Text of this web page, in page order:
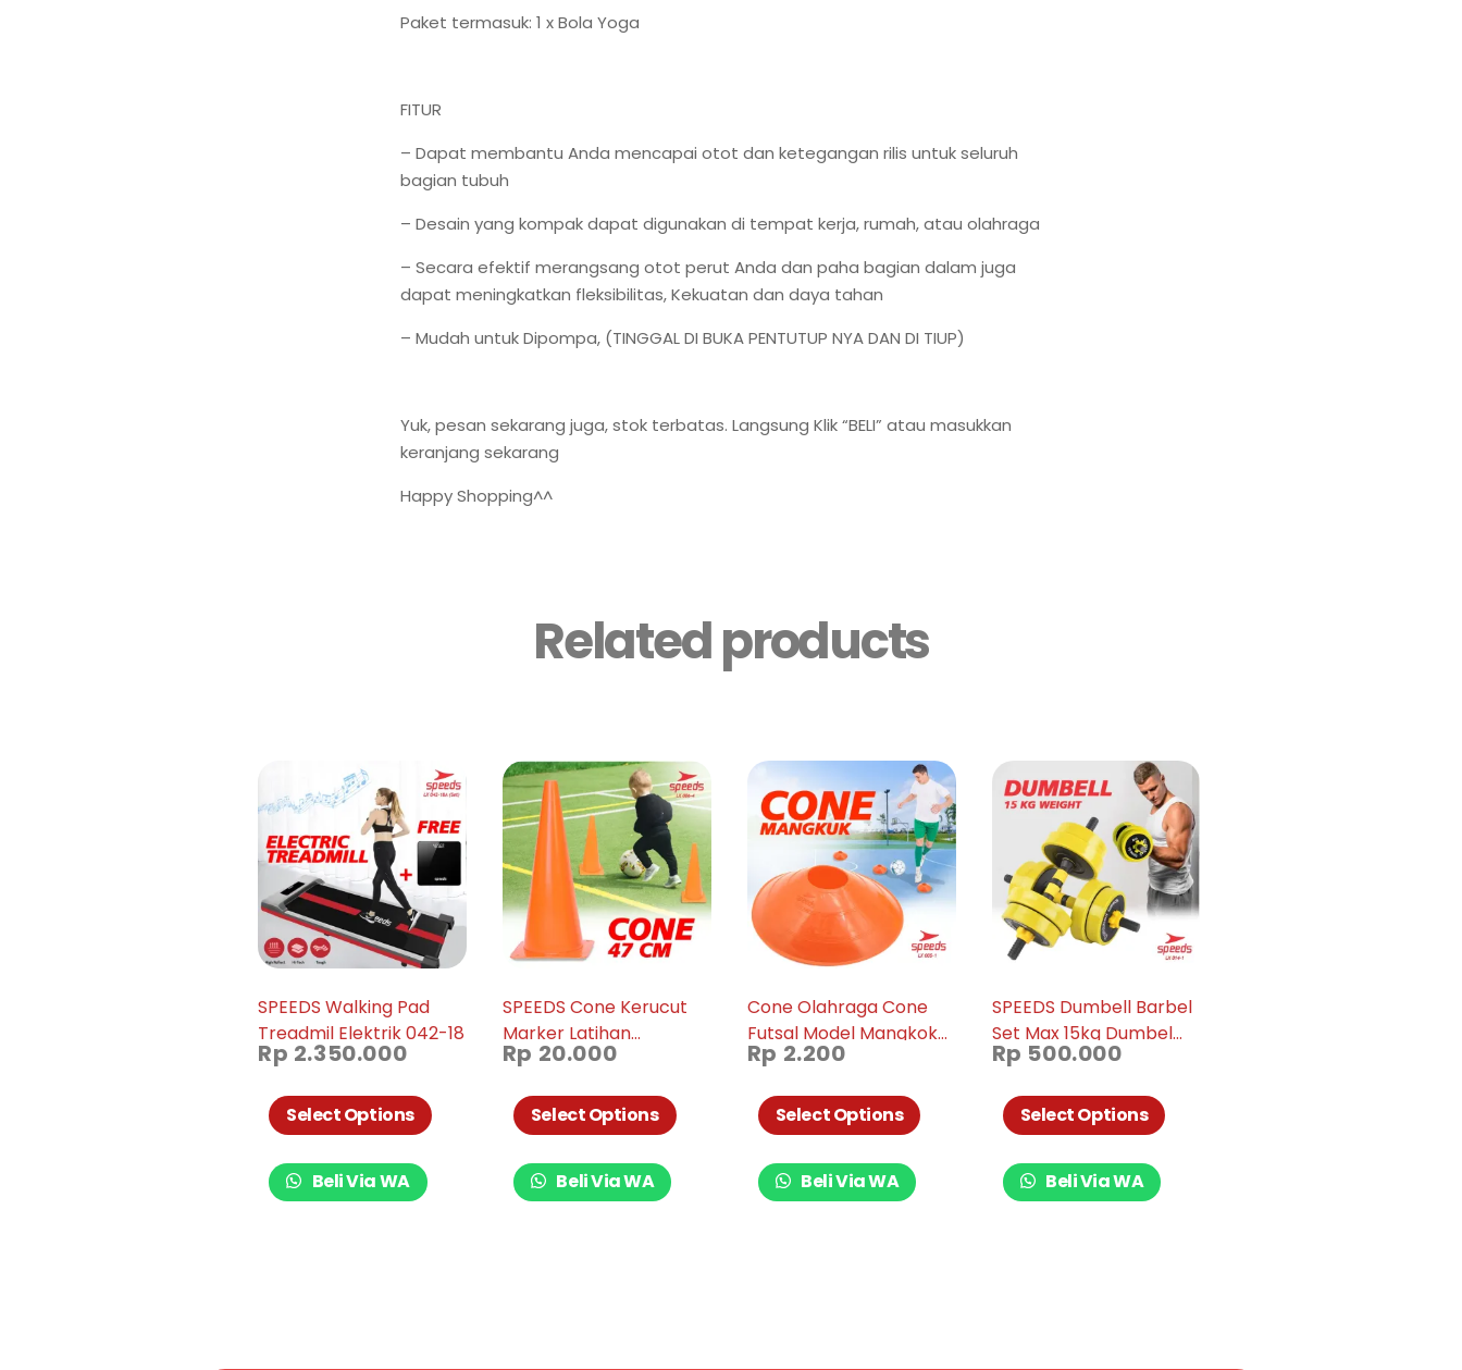
Paket termasuk: 1 x Bola Yoga
FITUR
– Dapat membantu Anda mencapai otot dan ketegangan rilis untuk seluruh
bagian tubuh
– Desain yang kompak dapat digunakan di tempat kerja, rumah, atau olahraga
– Secara efektif merangsang otot perut Anda dan paha bagian dalam juga
dapat meningkatkan fleksibilitas, Kekuatan dan daya tahan
– Mudah untuk Dipompa, (TINGGAL DI BUKA PENTUTUP NYA DAN DI TIUP)
Yuk, pesan sekarang juga, stok terbatas. Langsung Klik “BELI” atau masukkan
keranjang sekarang
Happy Shopping^^
Related products
SPEEDS Walking Pad
Treadmil Elektrik 042-18
Rp 2.350.000
Select Options
Beli Via WA
SPEEDS Cone Kerucut
Marker Latihan
Olahraga Futsal Skate
04
Rp 20.000
Select Options
Beli Via WA
Cone Olahraga Cone
Futsal Model Mangkok
005-01
Rp 2.200
Select Options
Beli Via WA
SPEEDS Dumbell Barbel
Set Max 15kg Dumbel
Dumble Alat Fitness 2
Rp 500.000
Select Options
Beli Via WA